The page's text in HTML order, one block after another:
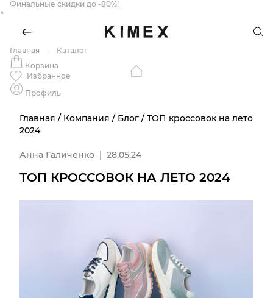
Финальные скидки до -80%!
×
Главная
Каталог
Корзина
Избранное
Профиль
Главная / Компания / Блог / ТОП кроссовок на лето
2024
Анна Галиченко | 28.05.24
ТОП КРОССОВОК НА ЛЕТО 2024